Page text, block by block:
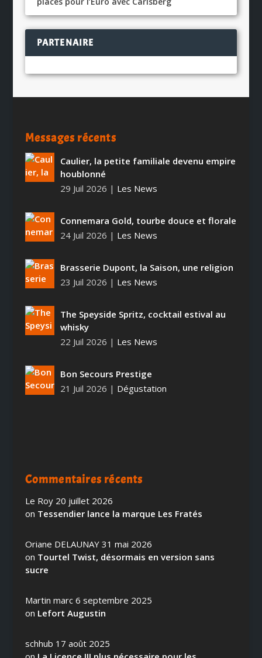
PARTENAIRE
Messages récents
Caulier, la petite familiale devenu empire
houblonné
29 Juil 2026 | Les News
Connemara Gold, tourbe douce et florale
24 Juil 2026 | Les News
Brasserie Dupont, la Saison, une religion
23 Juil 2026 | Les News
The Speyside Spritz, cocktail estival au
whisky
22 Juil 2026 | Les News
Bon Secours Prestige
21 Juil 2026 | Dégustation
Commentaires récents
Le Roy 20 juillet 2026
on Tessendier lance la marque Les Fratés
Oriane DELAUNAY 31 mai 2026
on Tourtel Twist, désormais en version sans
sucre
Martin marc 6 septembre 2025
on Lefort Augustin
schhub 17 août 2025